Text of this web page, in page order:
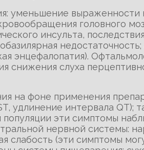
уменьшение выраженности
головного
инсульта,
энцефалопатия).
снижения слуха
на фоне применения
удлинение интервала QТ);
популяции эти симптомы
нервной системы:
слабость (эти симптомы